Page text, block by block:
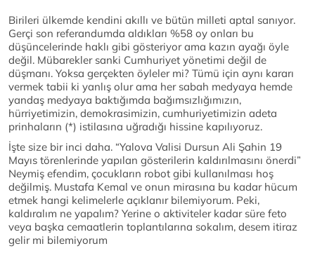
Birileri ülkemde kendini akıllı ve bütün milleti aptal sanıyor.
Gerçi son referandumda aldıkları %58 oy onları bu
düşüncelerinde haklı gibi gösteriyor ama kazın ayağı öyle
değil. Mübarekler sanki Cumhuriyet yönetimi değil de
düşmanı. Yoksa gerçekten öyleler mi? Tümü için aynı kararı
vermek tabii ki yanlış olur ama her sabah medyaya hemde
yandaş medyaya baktığımda bağımsızlığımızın,
hürriyetimizin, demokrasimizin, cumhuriyetimizin adeta
prinhaların (*) istilasına uğradığı hissine kapılıyoruz.
İşte size bir inci daha. “Yalova Valisi Dursun Ali Şahin 19
Mayıs törenlerinde yapılan gösterilerin kaldırılmasını önerdi”
Neymiş efendim, çocukların robot gibi kullanılması hoş
değilmiş. Mustafa Kemal ve onun mirasına bu kadar hücum
etmek hangi kelimelerle açıklanır bilemiyorum. Peki,
kaldıralım ne yapalım? Yerine o aktiviteler kadar süre feto
veya başka cemaatlerin toplantılarına sokalım, desem itiraz
gelir mi bilemiyorum